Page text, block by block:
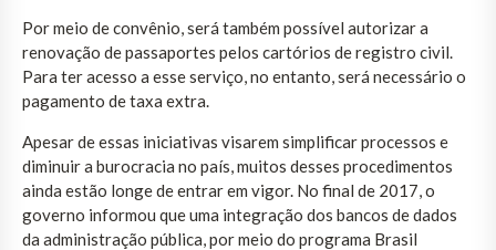
Por meio de convênio, será também possível autorizar a
renovação de passaportes pelos cartórios de registro civil.
Para ter acesso a esse serviço, no entanto, será necessário o
pagamento de taxa extra.
Apesar de essas iniciativas visarem simplificar processos e
diminuir a burocracia no país, muitos desses procedimentos
ainda estão longe de entrar em vigor. No final de 2017, o
governo informou que uma integração dos bancos de dados
da administração pública, por meio do programa Brasil